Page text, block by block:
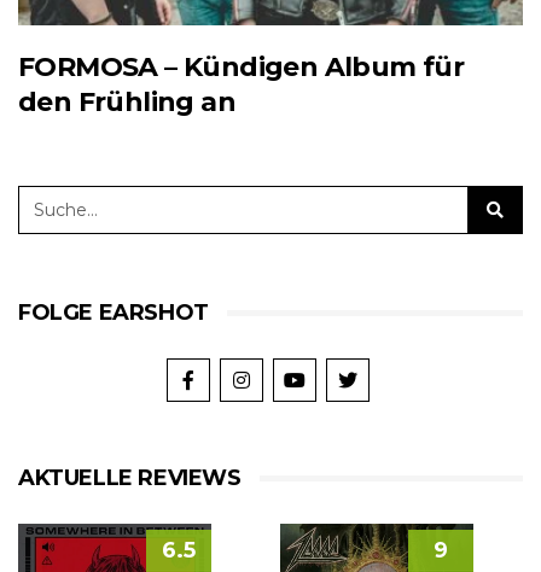
FORMOSA – Kündigen Album für
den Frühling an
FOLGE EARSHOT
AKTUELLE REVIEWS
6.5 9